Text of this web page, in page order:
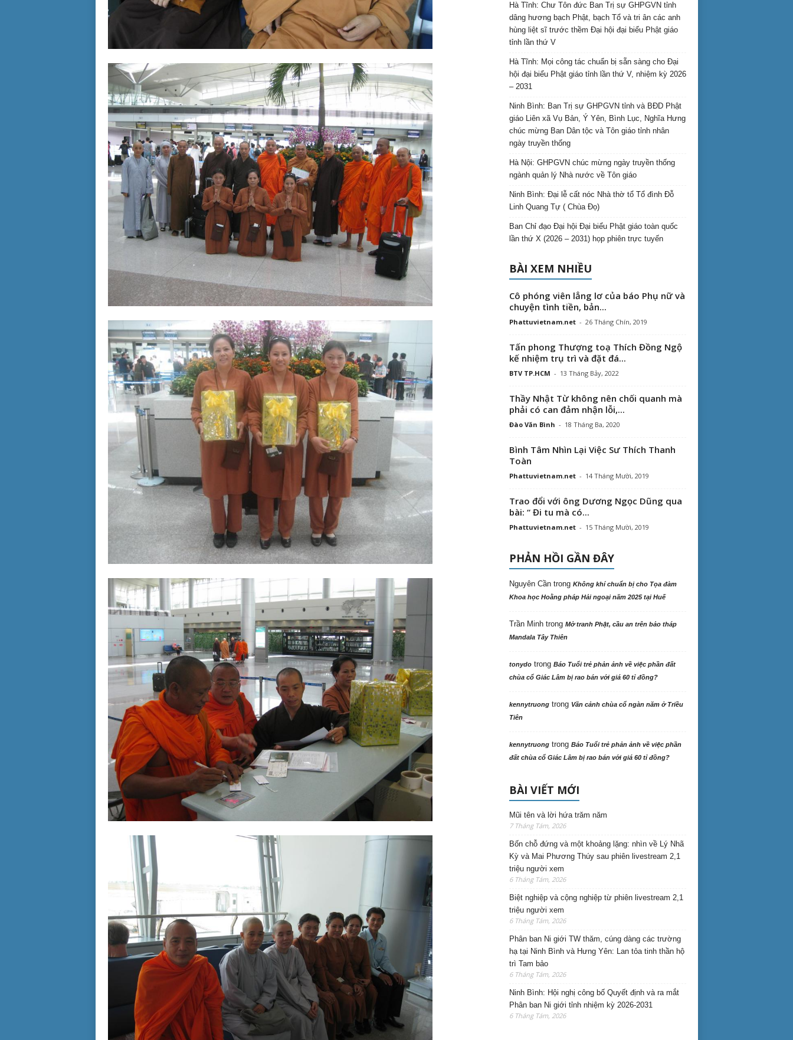
Hà Tĩnh: Chư Tôn đức Ban Trị sự GHPGVN tỉnh
dâng hương bạch Phật, bạch Tổ và tri ân các anh
hùng liệt sĩ trước thềm Đại hội đại biểu Phật giáo
tỉnh lần thứ V
Hà Tĩnh: Mọi công tác chuẩn bị sẵn sàng cho Đại
hội đại biểu Phật giáo tỉnh lần thứ V, nhiệm kỳ 2026
– 2031
Ninh Bình: Ban Trị sự GHPGVN tỉnh và BĐD Phật
giáo Liên xã Vụ Bản, Ý Yên, Bình Lục, Nghĩa Hưng
chúc mừng Ban Dân tộc và Tôn giáo tỉnh nhân
ngày truyền thống
Hà Nội: GHPGVN chúc mừng ngày truyền thống
ngành quản lý Nhà nước về Tôn giáo
Ninh Bình: Đại lễ cất nóc Nhà thờ tổ Tổ đình Đỗ
Linh Quang Tự ( Chùa Đọ)
Ban Chỉ đạo Đại hội Đại biểu Phật giáo toàn quốc
lần thứ X (2026 – 2031) họp phiên trực tuyến
BÀI XEM NHIỀU
Cô phóng viên lẳng lơ của báo Phụ nữ và
chuyện tình tiền, bản...
Phattuvietnam.net - 26 Tháng Chín, 2019
Tấn phong Thượng toạ Thích Đồng Ngộ
kế nhiệm trụ trì và đặt đá...
BTV TP.HCM - 13 Tháng Bảy, 2022
Thầy Nhật Từ không nên chối quanh mà
phải có can đảm nhận lỗi,...
Đào Văn Bình - 18 Tháng Ba, 2020
Bình Tâm Nhìn Lại Việc Sư Thích Thanh
Toàn
Phattuvietnam.net - 14 Tháng Mười, 2019
Trao đổi với ông Dương Ngọc Dũng qua
bài: “ Đi tu mà có...
Phattuvietnam.net - 15 Tháng Mười, 2019
PHẢN HỒI GẦN ĐÂY
Nguyên Cầntrong Không khí chuẩn bị cho Tọa đàm
Khoa học Hoằng pháp Hải ngoại năm 2025 tại Huế
Trần Minhtrong Mở tranh Phật, cầu an trên bảo tháp
Mandala Tây Thiên
tonydotrong Báo Tuổi trẻ phản ảnh về việc phần đất
chùa cổ Giác Lâm bị rao bán với giá 60 tỉ đồng?
kennytruongtrong Vãn cảnh chùa cổ ngàn năm ở Triều
Tiên
kennytruongtrong Báo Tuổi trẻ phản ảnh về việc phần
đất chùa cổ Giác Lâm bị rao bán với giá 60 tỉ đồng?
BÀI VIẾT MỚI
Mũi tên và lời hứa trăm năm
7 Tháng Tám, 2026
Bốn chỗ đứng và một khoảng lặng: nhìn về Lý Nhã
Kỳ và Mai Phương Thúy sau phiên livestream 2,1
triệu người xem
6 Tháng Tám, 2026
Biệt nghiệp và cộng nghiệp từ phiên livestream 2,1
triệu người xem
6 Tháng Tám, 2026
Phân ban Ni giới TW thăm, cúng dàng các trường
hạ tại Ninh Bình và Hưng Yên: Lan tỏa tinh thần hộ
trì Tam bảo
6 Tháng Tám, 2026
Ninh Bình: Hội nghị công bố Quyết định và ra mắt
Phân ban Ni giới tỉnh nhiệm kỳ 2026-2031
6 Tháng Tám, 2026